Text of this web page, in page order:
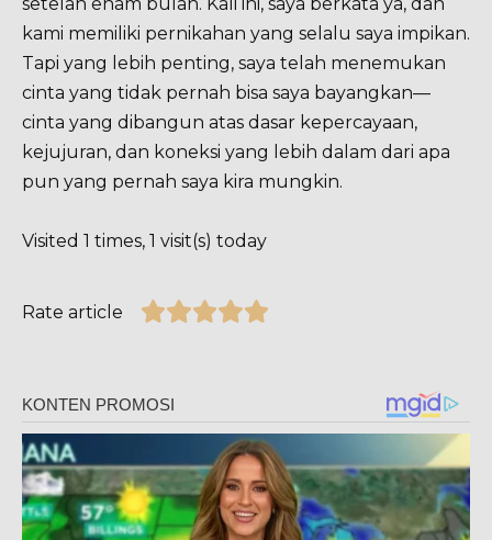
kami memiliki pernikahan yang selalu saya impikan.
Tapi yang lebih penting, saya telah menemukan
cinta yang tidak pernah bisa saya bayangkan—
cinta yang dibangun atas dasar kepercayaan,
kejujuran, dan koneksi yang lebih dalam dari apa
pun yang pernah saya kira mungkin.
Visited 1 times, 1 visit(s) today
Rate article